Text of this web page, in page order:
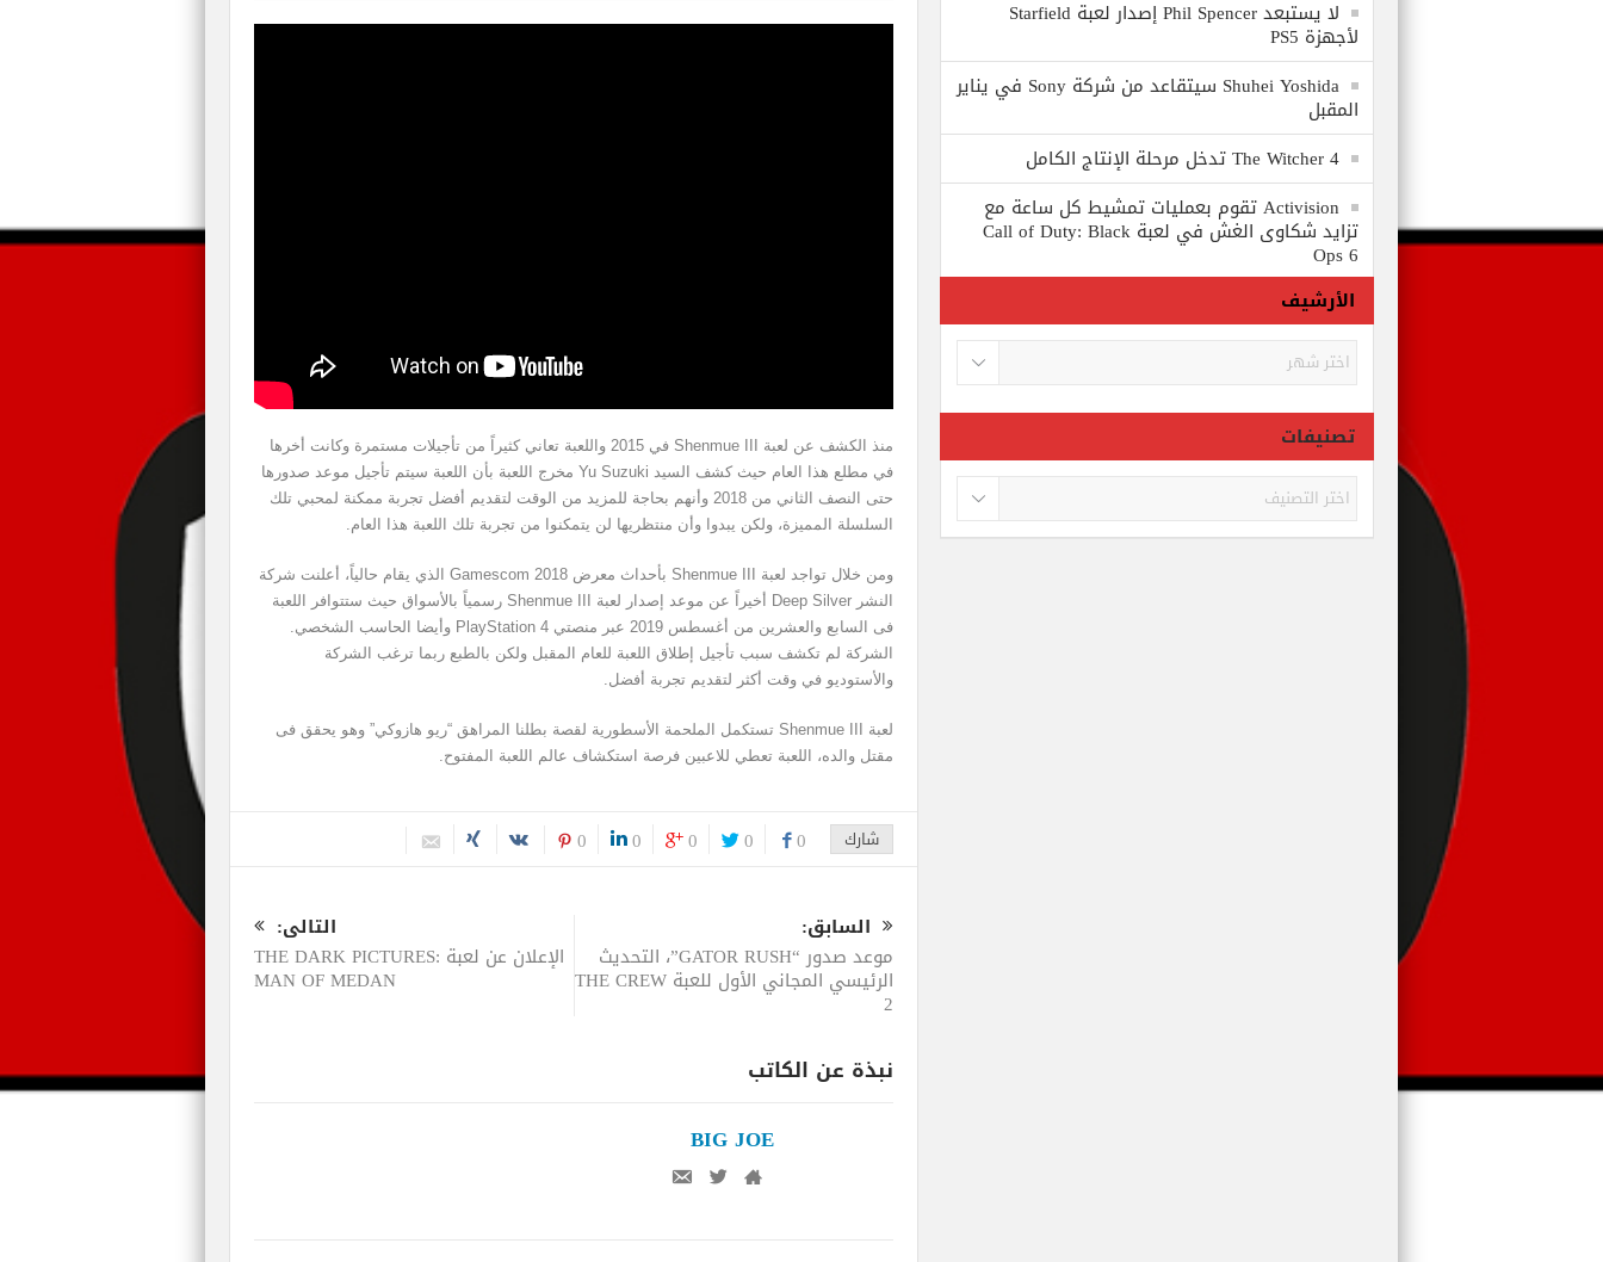
منذ الكشف عن لعبة Shenmue III في 2015 واللعبة تعاني كثيراً من تأجيلات مستمرة وكانت أخرها
في مطلع هذا العام حيث كشف السيد Yu Suzuki مخرج اللعبة بأن اللعبة سيتم تأجيل موعد صدورها
حتى النصف الثاني من 2018 وأنهم بحاجة للمزيد من الوقت لتقديم أفضل تجربة ممكنة لمحبي تلك
السلسلة المميزة، ولكن يبدوا وأن منتظريها لن يتمكنوا من تجربة تلك اللعبة هذا العام.
ومن خلال تواجد لعبة Shenmue III بأحداث معرض Gamescom 2018 الذي يقام حالياً، أعلنت شركة
النشر Deep Silver أخيراً عن موعد إصدار لعبة Shenmue III رسمياً بالأسواق حيث ستتوافر اللعبة
فى السابع والعشرين من أغسطس 2019 عبر منصتي PlayStation 4 وأيضا الحاسب الشخصي.
الشركة لم تكشف سبب تأجيل إطلاق اللعبة للعام المقبل ولكن بالطبع ربما ترغب الشركة
والأستوديو في وقت أكثر لتقديم تجربة أفضل.
لعبة Shenmue III تستكمل الملحمة الأسطورية لقصة بطلنا المراهق “ريو هازوكي” وهو يحقق فى
مقتل والده، اللعبة تعطي للاعبين فرصة استكشاف عالم اللعبة المفتوح.
شارك 0
0
0
0
0
السابق:
موعد صدور “GATOR RUSH”، التحديث
الرئيسي المجاني الأول للعبة THE CREW
2
التالى:
الإعلان عن لعبة THE DARK PICTURES:
MAN OF MEDAN
نبذة عن الكاتب
BIG JOE
لا يستبعد Phil Spencer إصدار لعبة Starfield
لأجهزة PS5
Shuhei Yoshida سيتقاعد من شركة Sony في يناير
المقبل
The Witcher 4 تدخل مرحلة الإنتاج الكامل
Activision تقوم بعمليات تمشيط كل ساعة مع
تزايد شكاوى الغش في لعبة Call of Duty: Black
Ops 6
الأرشيف
الأرشيف
تصنيفات
تصنيفات